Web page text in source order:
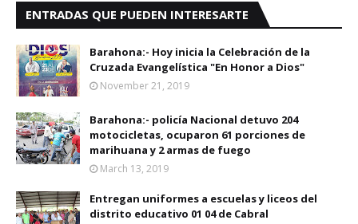
ENTRADAS QUE PUEDEN INTERESARTE
Barahona:- Hoy inicia la Celebración de la
Cruzada Evangelística "En Honor a Dios"
November 21, 2019
Barahona:- policía Nacional detuvo 204
motocicletas, ocuparon 61 porciones de
marihuana y 2 armas de fuego
March 13, 2019
Entregan uniformes a escuelas y liceos del
distrito educativo 01 04 de Cabral